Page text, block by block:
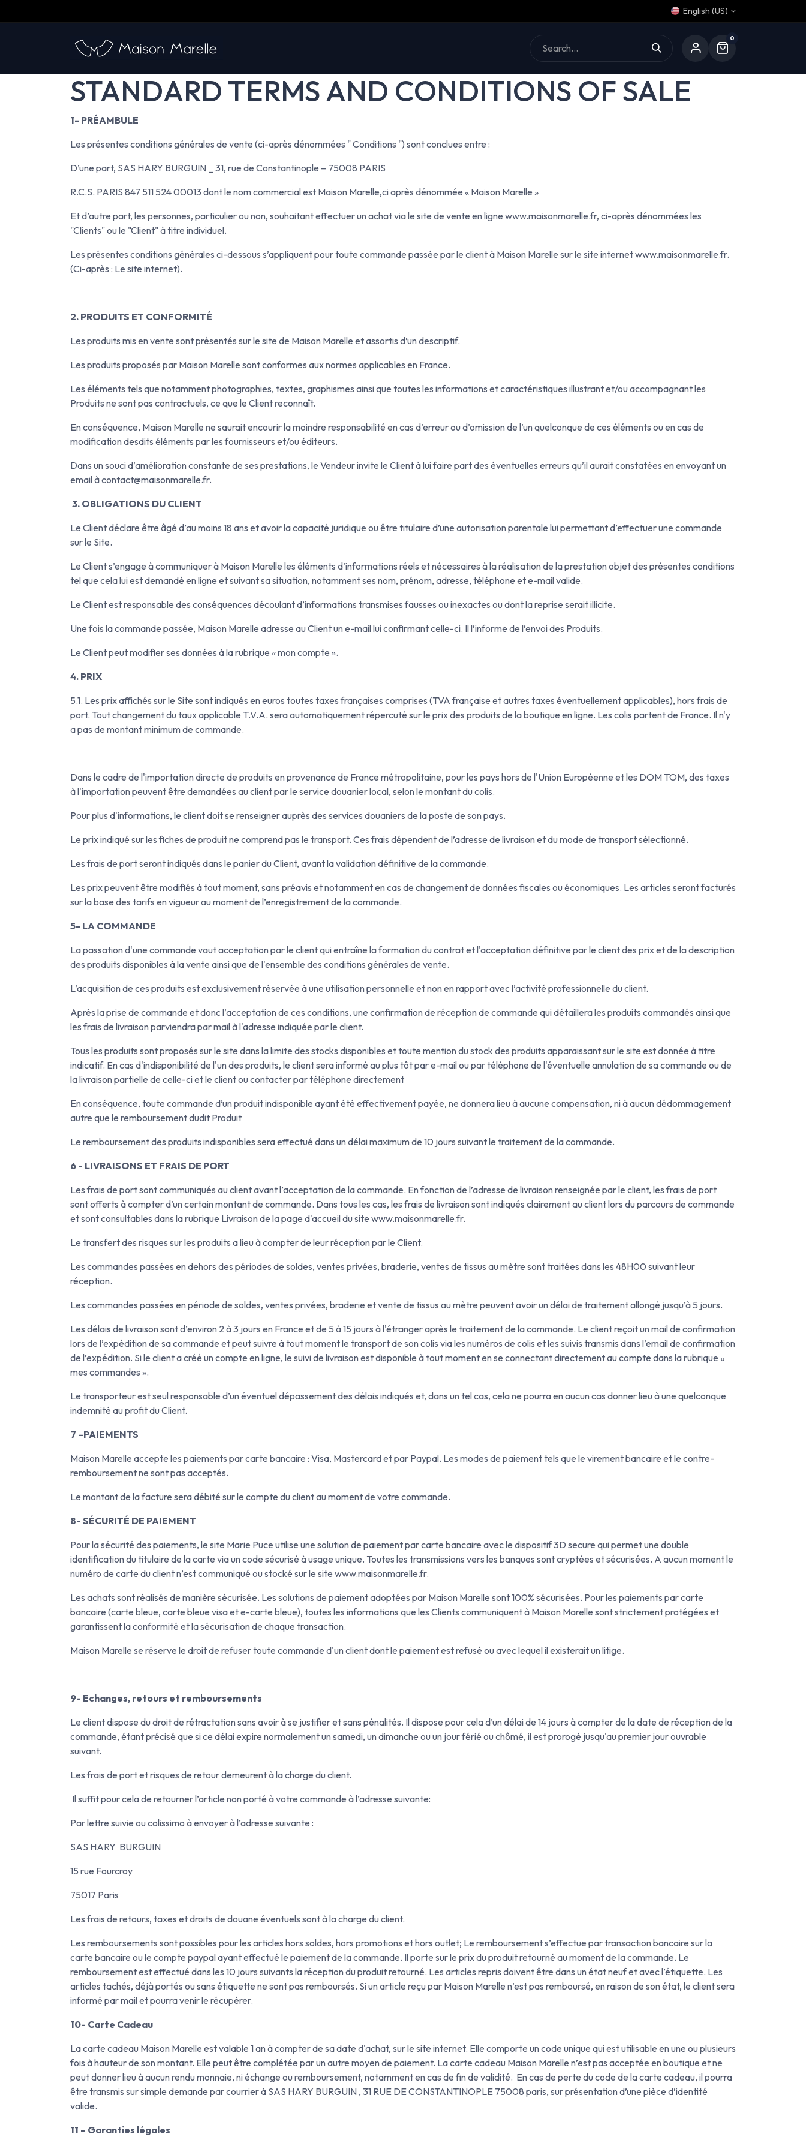
English (US)
Aide
0
STANDARD TERMS AND CONDITIONS OF SALE
1- PRÉAMBULE
Les présentes conditions générales de vente (ci-après dénommées " Conditions ") sont conclues entre :
D’une part, SAS HARY BURGUIN _ 31, rue de Constantinople – 75008 PARIS
R.C.S. PARIS 847 511 524 00013 dont le nom commercial est Maison Marelle,ci après dénommée « Maison Marelle »
Et d’autre part, les personnes, particulier ou non, souhaitant effectuer un achat via le site de vente en ligne www.maisonmarelle.fr, ci-après dénommées les
"Clients" ou le "Client" à titre individuel.
Les présentes conditions générales ci-dessous s’appliquent pour toute commande passée par le client à Maison Marelle sur le site internet www.maisonmarelle.fr.
(Ci-après : Le site internet).
2. PRODUITS ET CONFORMITÉ
Les produits mis en vente sont présentés sur le site de Maison Marelle et assortis d’un descriptif.
Les produits proposés par Maison Marelle sont conformes aux normes applicables en France.
Les éléments tels que notamment photographies, textes, graphismes ainsi que toutes les informations et caractéristiques illustrant et/ou accompagnant les
Produits ne sont pas contractuels, ce que le Client reconnaît.
En conséquence, Maison Marelle ne saurait encourir la moindre responsabilité en cas d’erreur ou d’omission de l’un quelconque de ces éléments ou en cas de
modification desdits éléments par les fournisseurs et/ou éditeurs.
Dans un souci d’amélioration constante de ses prestations, le Vendeur invite le Client à lui faire part des éventuelles erreurs qu’il aurait constatées en envoyant un
email à contact@maisonmarelle.fr.
3. OBLIGATIONS DU CLIENT
Le Client déclare être âgé d’au moins 18 ans et avoir la capacité juridique ou être titulaire d’une autorisation parentale lui permettant d’effectuer une commande
sur le Site.
Le Client s’engage à communiquer à Maison Marelle les éléments d’informations réels et nécessaires à la réalisation de la prestation objet des présentes conditions
tel que cela lui est demandé en ligne et suivant sa situation, notamment ses nom, prénom, adresse, téléphone et e-mail valide.
Le Client est responsable des conséquences découlant d’informations transmises fausses ou inexactes ou dont la reprise serait illicite.
Une fois la commande passée, Maison Marelle adresse au Client un e-mail lui confirmant celle-ci. Il l’informe de l’envoi des Produits.
Le Client peut modifier ses données à la rubrique « mon compte ».
4. PRIX
5.1. Les prix affichés sur le Site sont indiqués en euros toutes taxes françaises comprises (TVA française et autres taxes éventuellement applicables), hors frais de
port. Tout changement du taux applicable T.V.A. sera automatiquement répercuté sur le prix des produits de la boutique en ligne. Les colis partent de France. Il n'y
a pas de montant minimum de commande.
Dans le cadre de l'importation directe de produits en provenance de France métropolitaine, pour les pays hors de l'Union Européenne et les DOM TOM, des taxes
à l'importation peuvent être demandées au client par le service douanier local, selon le montant du colis.
Pour plus d'informations, le client doit se renseigner auprès des services douaniers de la poste de son pays.
Le prix indiqué sur les fiches de produit ne comprend pas le transport. Ces frais dépendent de l’adresse de livraison et du mode de transport sélectionné.
Les frais de port seront indiqués dans le panier du Client, avant la validation définitive de la commande.
Les prix peuvent être modifiés à tout moment, sans préavis et notamment en cas de changement de données fiscales ou économiques. Les articles seront facturés
sur la base des tarifs en vigueur au moment de l’enregistrement de la commande.
5- LA COMMANDE
La passation d'une commande vaut acceptation par le client qui entraîne la formation du contrat et l'acceptation définitive par le client des prix et de la description
des produits disponibles à la vente ainsi que de l'ensemble des conditions générales de vente.
L’acquisition de ces produits est exclusivement réservée à une utilisation personnelle et non en rapport avec l’activité professionnelle du client.
Après la prise de commande et donc l’acceptation de ces conditions, une confirmation de réception de commande qui détaillera les produits commandés ainsi que
les frais de livraison parviendra par mail à l'adresse indiquée par le client.
Tous les produits sont proposés sur le site dans la limite des stocks disponibles et toute mention du stock des produits apparaissant sur le site est donnée à titre
indicatif. En cas d'indisponibilité de l'un des produits, le client sera informé au plus tôt par e-mail ou par téléphone de l'éventuelle annulation de sa commande ou de
la livraison partielle de celle-ci et le client ou contacter par téléphone directement
En conséquence, toute commande d’un produit indisponible ayant été effectivement payée, ne donnera lieu à aucune compensation, ni à aucun dédommagement
autre que le remboursement dudit Produit
Le remboursement des produits indisponibles sera effectué dans un délai maximum de 10 jours suivant le traitement de la commande.
6 - LIVRAISONS ET FRAIS DE PORT
Les frais de port sont communiqués au client avant l’acceptation de la commande. En fonction de l’adresse de livraison renseignée par le client, les frais de port
sont offerts à compter d’un certain montant de commande. Dans tous les cas, les frais de livraison sont indiqués clairement au client lors du parcours de commande
et sont consultables dans la rubrique Livraison de la page d'accueil du site www.maisonmarelle.fr.
Le transfert des risques sur les produits a lieu à compter de leur réception par le Client.
Les commandes passées en dehors des périodes de soldes, ventes privées, braderie, ventes de tissus au mètre sont traitées dans les 48H00 suivant leur
réception.
Les commandes passées en période de soldes, ventes privées, braderie et vente de tissus au mètre peuvent avoir un délai de traitement allongé jusqu’à 5 jours.
Les délais de livraison sont d’environ 2 à 3 jours en France et de 5 à 15 jours à l'étranger après le traitement de la commande. Le client reçoit un mail de confirmation
lors de l’expédition de sa commande et peut suivre à tout moment le transport de son colis via les numéros de colis et les suivis transmis dans l’email de confirmation
de l’expédition. Si le client a créé un compte en ligne, le suivi de livraison est disponible à tout moment en se connectant directement au compte dans la rubrique «
mes commandes ».
Le transporteur est seul responsable d’un éventuel dépassement des délais indiqués et, dans un tel cas, cela ne pourra en aucun cas donner lieu à une quelconque
indemnité au profit du Client.
7 –PAIEMENTS
Maison Marelle accepte les paiements par carte bancaire : Visa, Mastercard et par Paypal. Les modes de paiement tels que le virement bancaire et le contre-
remboursement ne sont pas acceptés.
Le montant de la facture sera débité sur le compte du client au moment de votre commande.
8- SÉCURITÉ DE PAIEMENT
Pour la sécurité des paiements, le site Marie Puce utilise une solution de paiement par carte bancaire avec le dispositif 3D secure qui permet une double
identification du titulaire de la carte via un code sécurisé à usage unique. Toutes les transmissions vers les banques sont cryptées et sécurisées. A aucun moment le
numéro de carte du client n’est communiqué ou stocké sur le site www.maisonmarelle.fr.
Les achats sont réalisés de manière sécurisée. Les solutions de paiement adoptées par Maison Marelle sont 100% sécurisées. Pour les paiements par carte
bancaire (carte bleue, carte bleue visa et e-carte bleue), toutes les informations que les Clients communiquent à Maison Marelle sont strictement protégées et
garantissent la conformité et la sécurisation de chaque transaction.
Maison Marelle se réserve le droit de refuser toute commande d'un client dont le paiement est refusé ou avec lequel il existerait un litige.
9- Echanges, retours et remboursements
Le client dispose du droit de rétractation sans avoir à se justifier et sans pénalités. Il dispose pour cela d’un délai de 14 jours à compter de la date de réception de la
commande, étant précisé que si ce délai expire normalement un samedi, un dimanche ou un jour férié ou chômé, il est prorogé jusqu'au premier jour ouvrable
suivant.
Les frais de port et risques de retour demeurent à la charge du client.
Il suffit pour cela de retourner l’article non porté à votre commande à l’adresse suivante:
Par lettre suivie ou colissimo à envoyer à l’adresse suivante :
SAS HARY BURGUIN
15 rue Fourcroy
75017 Paris
Les frais de retours, taxes et droits de douane éventuels sont à la charge du client.
Les remboursements sont possibles pour les articles hors soldes, hors promotions et hors outlet; Le remboursement s’effectue par transaction bancaire sur la
carte bancaire ou le compte paypal ayant effectué le paiement de la commande. Il porte sur le prix du produit retourné au moment de la commande. Le
remboursement est effectué dans les 10 jours suivants la réception du produit retourné. Les articles repris doivent être dans un état neuf et avec l’étiquette. Les
articles tachés, déjà portés ou sans étiquette ne sont pas remboursés. Si un article reçu par Maison Marelle n’est pas remboursé, en raison de son état, le client sera
informé par mail et pourra venir le récupérer.
10- Carte Cadeau
La carte cadeau Maison Marelle est valable 1 an à compter de sa date d'achat, sur le site internet. Elle comporte un code unique qui est utilisable en une ou plusieurs
fois à hauteur de son montant. Elle peut être complétée par un autre moyen de paiement. La carte cadeau Maison Marelle n’est pas acceptée en boutique et ne
peut donner lieu à aucun rendu monnaie, ni échange ou remboursement, notamment en cas de fin de validité. En cas de perte du code de la carte cadeau, il pourra
être transmis sur simple demande par courrier à SAS HARY BURGUIN , 31 RUE DE CONSTANTINOPLE 75008 paris, sur présentation d’une pièce d’identité
valide.
11 – Garanties légales